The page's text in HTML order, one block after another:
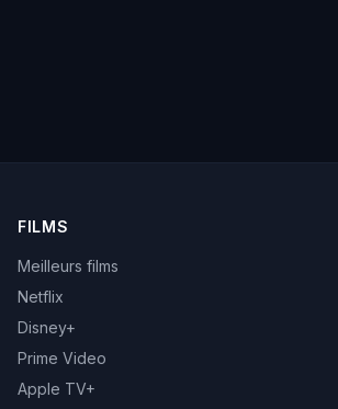
FILMS
Meilleurs films
Netflix
Disney+
Prime Video
Apple TV+